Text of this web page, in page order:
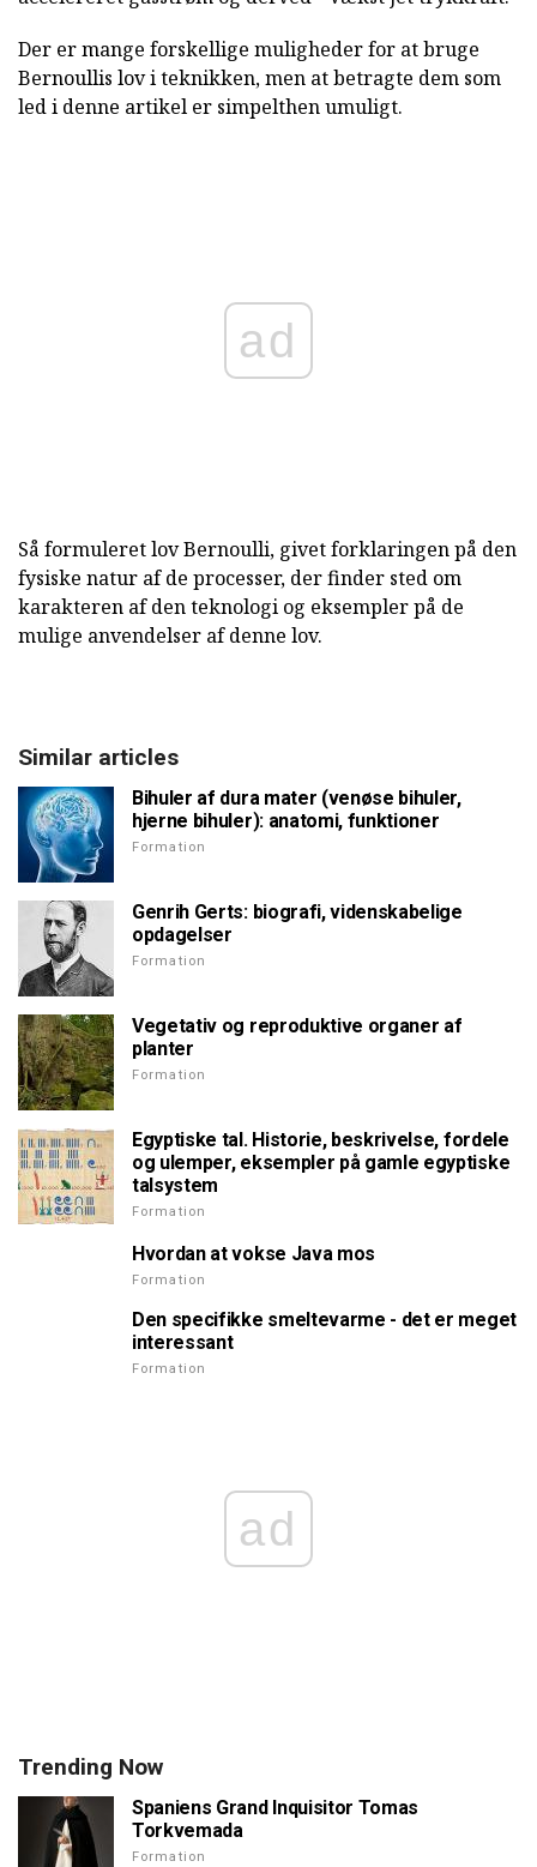
Der er mange forskellige muligheder for at bruge
Bernoullis lov i teknikken, men at betragte dem som
led i denne artikel er simpelthen umuligt.
ad
Så formuleret lov Bernoulli, givet forklaringen på den
fysiske natur af de processer, der finder sted om
karakteren af den teknologi og eksempler på de
mulige anvendelser af denne lov.
Similar articles
Bihuler af dura mater (venøse bihuler,
hjerne bihuler): anatomi, funktioner
Formation
Genrih Gerts: biografi, videnskabelige
opdagelser
Formation
Vegetativ og reproduktive organer af
planter
Formation
Egyptiske tal. Historie, beskrivelse, fordele
og ulemper, eksempler på gamle egyptiske
talsystem
Formation
Hvordan at vokse Java mos
Formation
Den specifikke smeltevarme - det er meget
interessant
Formation
ad
Trending Now
Spaniens Grand Inquisitor Tomas
Torkvemada
Formation